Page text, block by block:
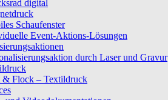
digital
Schaufenster
Event-Aktions-Lösungen
durch Laser und Gravur
& Flock – Textildruck